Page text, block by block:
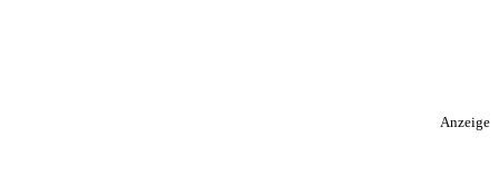
Anzeige